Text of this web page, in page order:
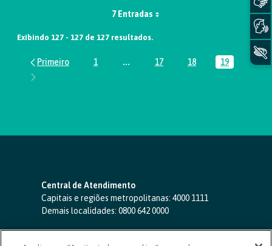
7 Entradas
Exibindo 127 - 127 de 127 resultados.
Página
1 ...Páginas intermediárias Usar ABA
Página
17 Página
18 Página
19
Central de Atendimento
Capitais e regiões metropolitanas: 4000 1111
Demais localidades: 0800 642 0000
SAC 24 horas-0800 724 4420